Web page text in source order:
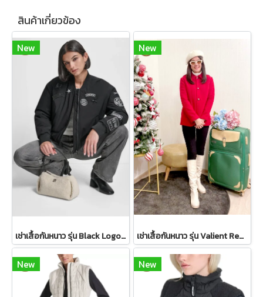
สินค้าเกี่ยวข้อง
New
เช่าเสื้อกันหนาว รุ่น Black Logo Patch Bomber Jacket WINTERCLOTHFA0298
New
เช่าเสื้อกันหนาว รุ่น Valient Red PeaCoat 2110GCL1689FARE1
New New